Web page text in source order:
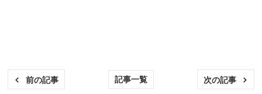
前の記事 記事一覧 次の記事